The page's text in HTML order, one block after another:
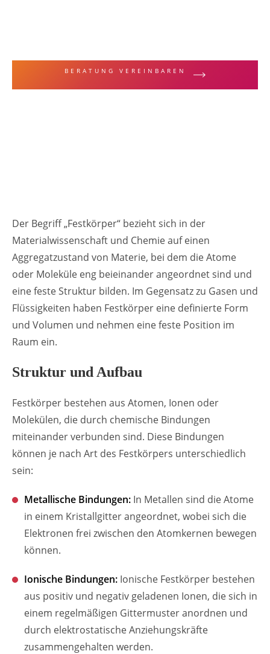
BERATUNG VEREINBAREN
Der Begriff „Festkörper“ bezieht sich in der
Materialwissenschaft und Chemie auf einen
Aggregatzustand von Materie, bei dem die Atome
oder Moleküle eng beieinander angeordnet sind und
eine feste Struktur bilden. Im Gegensatz zu Gasen und
Flüssigkeiten haben Festkörper eine definierte Form
und Volumen und nehmen eine feste Position im
Raum ein.
Struktur und Aufbau
Festkörper bestehen aus Atomen, Ionen oder
Molekülen, die durch chemische Bindungen
miteinander verbunden sind. Diese Bindungen
können je nach Art des Festkörpers unterschiedlich
sein:
Metallische Bindungen: In Metallen sind die Atome
in einem Kristallgitter angeordnet, wobei sich die
Elektronen frei zwischen den Atomkernen bewegen
können.
Ionische Bindungen: Ionische Festkörper bestehen
aus positiv und negativ geladenen Ionen, die sich in
einem regelmäßigen Gittermuster anordnen und
durch elektrostatische Anziehungskräfte
zusammengehalten werden.